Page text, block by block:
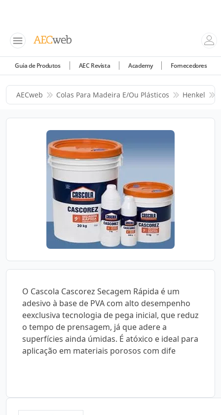
Guia de Produtos AEC Revista Academy Fornecedores
AECweb Colas Para Madeira E/ou Plásticos Henkel
O Cascola Cascorez Secagem Rápida é um
adesivo à base de PVA com alto desempenho
eexclusiva tecnologia de pega inicial, que reduz
o tempo de prensagem, já que adere a
superfícies ainda úmidas. É atóxico e ideal para
aplicação em materiais porosos com dife